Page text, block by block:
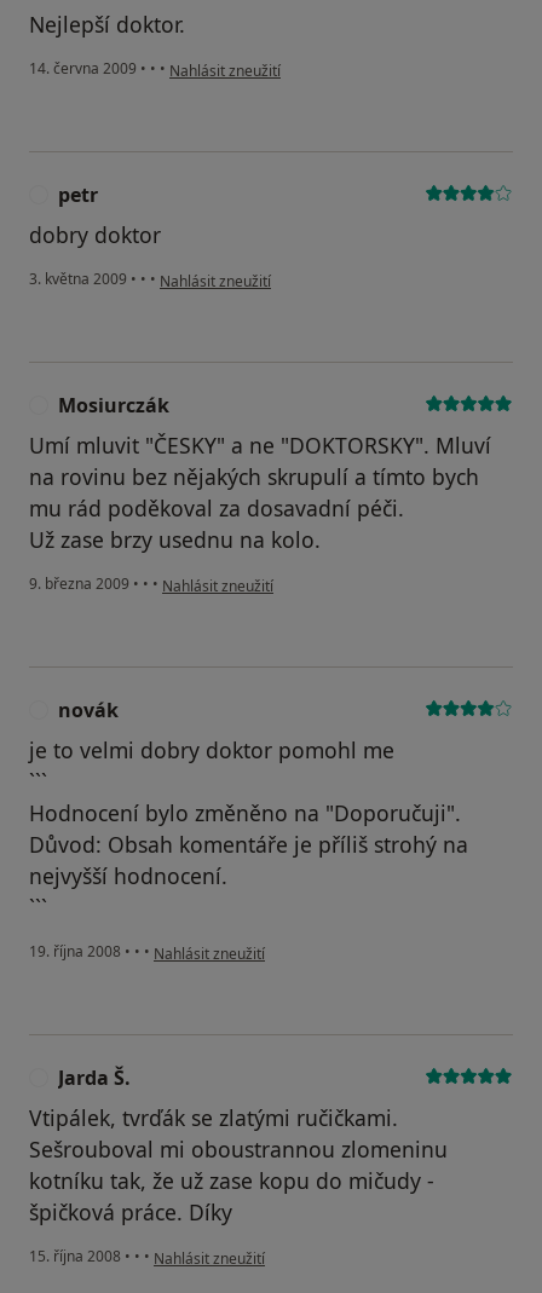
Nejlepší doktor.
14. června 2009 • • • podle názoru uživatele Nekvasilová
Nahlásit zneužití
petr
dobry doktor
3. května 2009 • • • podle názoru uživatele petr
Nahlásit zneužití
Mosiurczák
Umí mluvit "ČESKY" a ne "DOKTORSKY". Mluví
na rovinu bez nějakých skrupulí a tímto bych
mu rád poděkoval za dosavadní péči.
Už zase brzy usednu na kolo.
9. března 2009 • • • podle názoru uživatele Mosiurczák
Nahlásit zneužití
novák
je to velmi dobry doktor pomohl me
```
Hodnocení bylo změněno na "Doporučuji".
Důvod: Obsah komentáře je příliš strohý na
nejvyšší hodnocení.
```
19. října 2008 • • • podle názoru uživatele novák
Nahlásit zneužití
Jarda Š.
Vtipálek, tvrďák se zlatými ručičkami.
Sešrouboval mi oboustrannou zlomeninu
kotníku tak, že už zase kopu do mičudy -
špičková práce. Díky
15. října 2008 • • • podle názoru uživatele Jarda Š.
Nahlásit zneužití